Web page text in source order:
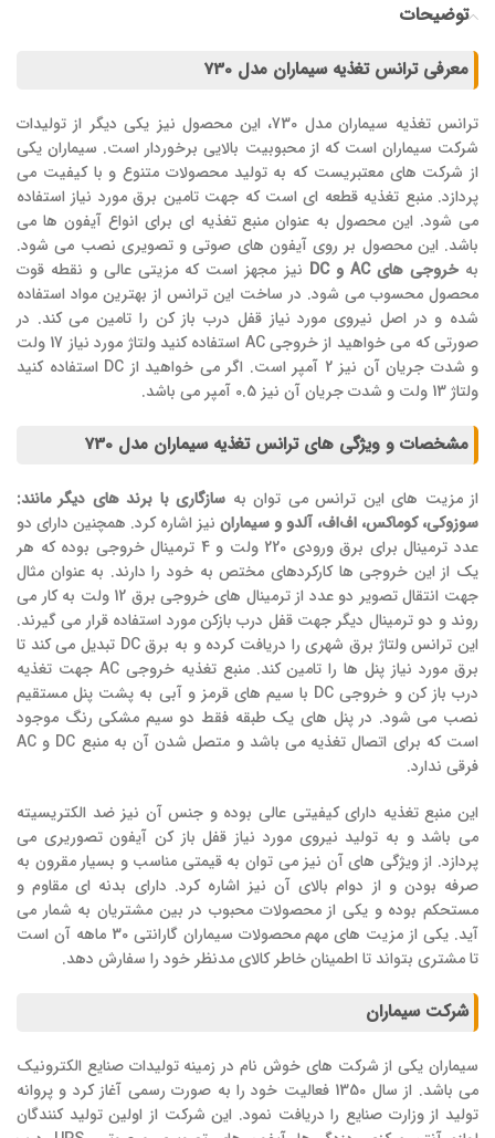
توضیحات
معرفی ترانس تغذیه سیماران مدل 730
ترانس تغذیه سیماران مدل 730، این محصول نیز یکی دیگر از تولیدات
شرکت سیماران است که از محبوبیت بالایی برخوردار است. سیماران یکی
از شرکت های معتبریست که به تولید محصولات متنوع و با کیفیت می
پردازد. منبع تغذیه قطعه ای است که جهت تامین برق مورد نیاز استفاده
می شود. این محصول به عنوان منبع تغذیه ای برای انواع آیفون ها می
باشد. این محصول بر روی آیفون های صوتی و تصویری نصب می شود.
بهخروجی های AC و DC
نیز مجهز است که مزیتی عالی و نقطه قوت
محصول محسوب می شود. در ساخت این ترانس از بهترین مواد استفاده
شده و در اصل نیروی مورد نیاز قفل درب باز کن را تامین می کند. در
صورتی که می خواهید از خروجی AC استفاده کنید ولتاژ مورد نیاز 17 ولت
و شدت جریان آن نیز 2 آمپر است. اگر می خواهید از DC استفاده کنید
ولتاژ 13 ولت و شدت جریان آن نیز 0.5 آمپر می باشد.
مشخصات و ویژگی های ترانس تغذیه سیماران مدل 730
از مزیت های این ترانس می توان به سازگاری با برند های دیگر مانند:
سوزوکی، کوماکس، اف‌اف، آلدو و سیماران نیز اشاره کرد. همچنین دارای دو
عدد ترمینال برای برق ورودی 220 ولت و 4 ترمینال خروجی بوده که هر
یک از این خروجی ها کارکردهای مختص به خود را دارند. به عنوان مثال
جهت انتقال تصویر دو عدد از ترمینال های خروجی برق 12 ولت به کار می
روند و دو ترمینال دیگر جهت قفل درب بازکن مورد استفاده قرار می گیرند.
این ترانس ولتاژ برق شهری را دریافت کرده و به برق DC تبدیل می کند تا
برق مورد نیاز پنل ها را تامین کند. منبع تغذیه خروجی AC جهت تغذیه
درب باز کن و خروجی DC با سیم های قرمز و آبی به پشت پنل مستقیم
نصب می شود. در پنل های یک طبقه فقط دو سیم مشکی رنگ موجود
است که برای اتصال تغذیه می باشد و متصل شدن آن به منبع DC و AC
فرقی ندارد.
این منبع تغذیه دارای کیفیتی عالی بوده و جنس آن نیز ضد الکتریسیته
می باشد و به تولید نیروی مورد نیاز قفل باز کن آیفون تصوریری می
پردازد. از ویژگی های آن نیز می توان به قیمتی مناسب و بسیار مقرون به
صرفه بودن و از دوام بالای آن نیز اشاره کرد. دارای بدنه ای مقاوم و
مستحکم بوده و یکی از محصولات محبوب در بین مشتریان به شمار می
آید. یکی از مزیت های مهم محصولات سیماران گارانتی 30 ماهه آن است
تا مشتری بتواند تا اطمینان خاطر کالای مدنظر خود را سفارش دهد.
شرکت سیماران
سیماران یکی از شرکت های خوش نام در زمینه تولیدات صنایع الکترونیک
می باشد. از سال 1350 فعالیت خود را به صورت رسمی آغاز کرد و پروانه
تولید از وزارت صنایع را دریافت نمود. این شرکت از اولین تولید کنندگان